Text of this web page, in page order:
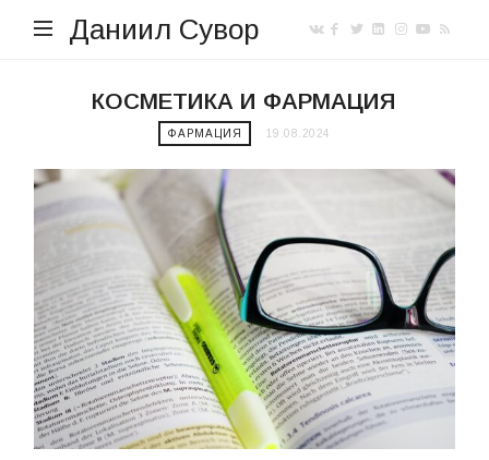
Даниил Сувор
КОСМЕТИКА И ФАРМАЦИЯ
ФАРМАЦИЯ 19.08.2024